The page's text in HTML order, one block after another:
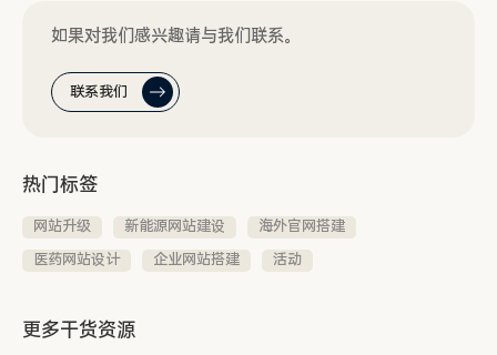
如果对我们感兴趣请与我们联系。
联系我们
热门标签
网站升级 新能源网站建设
海外官网搭建
医药网站设计
企业网站搭建 活动
更多干货资源